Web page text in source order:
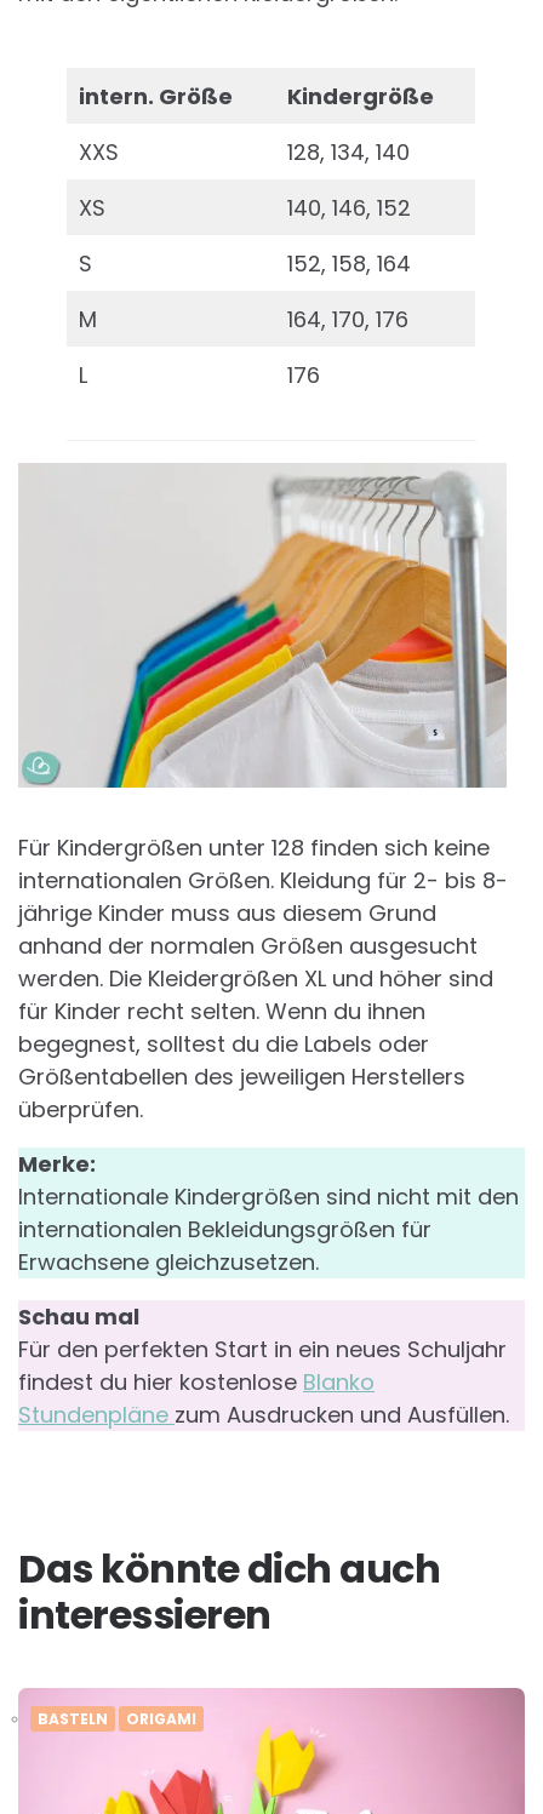
intern. Größe
Kindergröße
XXS
128, 134, 140
XS
140, 146, 152
S
152, 158, 164
M
164, 170, 176
L
176
Für Kindergrößen unter 128 finden sich keine
internationalen Größen. Kleidung für 2- bis 8-
jährige Kinder muss aus diesem Grund
anhand der normalen Größen ausgesucht
werden. Die Kleidergrößen XL und höher sind
für Kinder recht selten. Wenn du ihnen
begegnest, solltest du die Labels oder
Größentabellen des jeweiligen Herstellers
überprüfen.
Merke:
Internationale Kindergrößen sind nicht mit den
internationalen Bekleidungsgrößen für
Erwachsene gleichzusetzen.
Schau mal
Für den perfekten Start in ein neues Schuljahr
findest du hier kostenlose Blanko
Stundenpläne zum Ausdrucken und Ausfüllen.
Das könnte dich auch
interessieren
BASTELN ORIGAMI